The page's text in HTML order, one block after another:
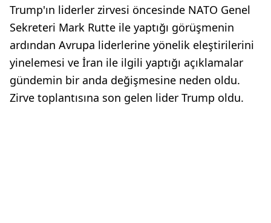
Trump'ın liderler zirvesi öncesinde NATO Genel
Sekreteri Mark Rutte ile yaptığı görüşmenin
ardından Avrupa liderlerine yönelik eleştirilerini
yinelemesi ve İran ile ilgili yaptığı açıklamalar
gündemin bir anda değişmesine neden oldu.
Zirve toplantısına son gelen lider Trump oldu.